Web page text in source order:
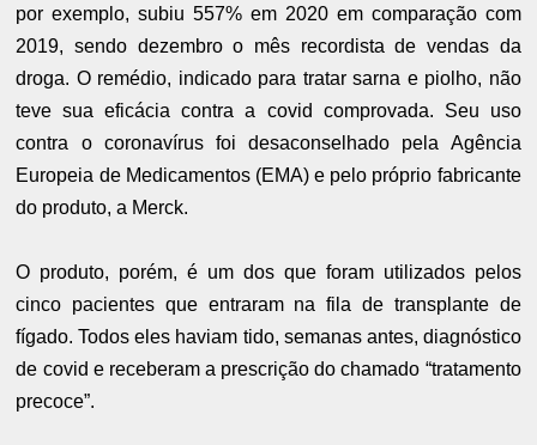
por exemplo, subiu 557% em 2020 em comparação com
2019, sendo dezembro o mês recordista de vendas da
droga. O remédio, indicado para tratar sarna e piolho, não
teve sua eficácia contra a covid comprovada. Seu uso
contra o coronavírus foi desaconselhado pela Agência
Europeia de Medicamentos (EMA) e pelo próprio fabricante
do produto, a Merck.
O produto, porém, é um dos que foram utilizados pelos
cinco pacientes que entraram na fila de transplante de
fígado. Todos eles haviam tido, semanas antes, diagnóstico
de covid e receberam a prescrição do chamado “tratamento
precoce”.